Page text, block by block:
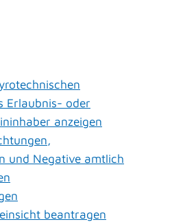
Erlaubnis- oder
anzeigen
und Negative amtlich
beantragen